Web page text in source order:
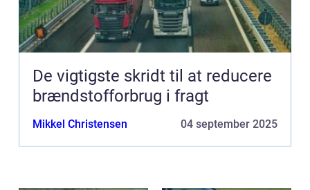
De vigtigste skridt til at reducere
brændstofforbrug i fragt
Mikkel Christensen 04 september 2025